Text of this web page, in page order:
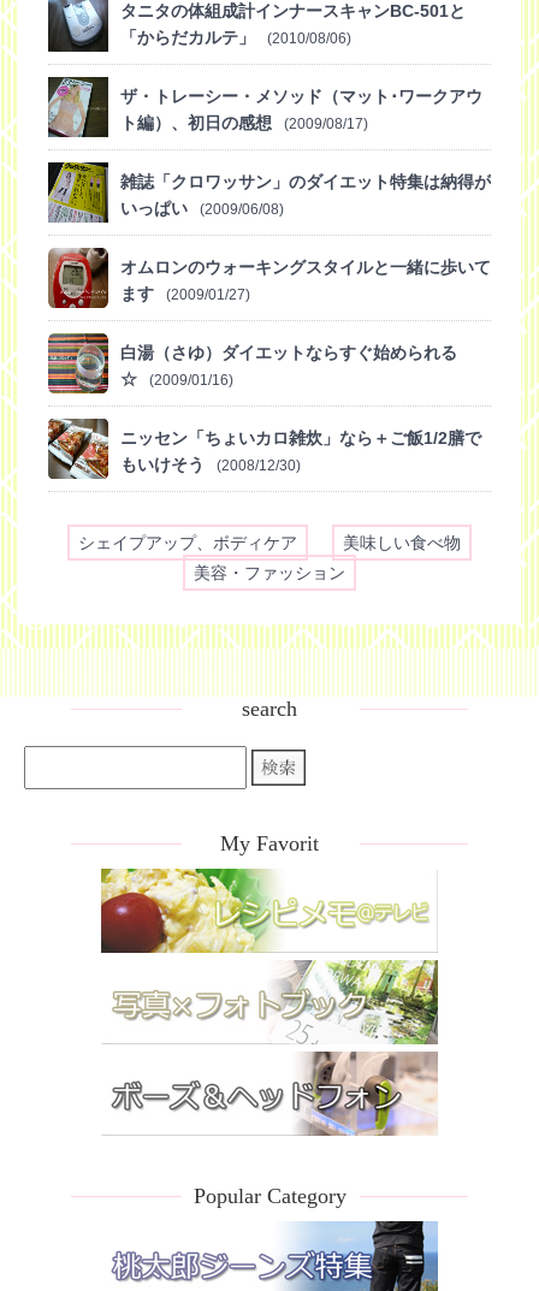
タニタの体組成計インナースキャンBC-501と
「からだカルテ」
(2010/08/06)
ザ・トレーシー・メソッド（マット･ワークアウ
ト編）、初日の感想
(2009/08/17)
雑誌「クロワッサン」のダイエット特集は納得が
いっぱい
(2009/06/08)
オムロンのウォーキングスタイルと一緒に歩いて
ます
(2009/01/27)
白湯（さゆ）ダイエットならすぐ始められる
☆
(2009/01/16)
ニッセン「ちょいカロ雑炊」なら＋ご飯1/2膳で
もいけそう
(2008/12/30)
シェイプアップ、ボディケア
美味しい食べ物
美容・ファッション
search
My Favorit
Popular Category